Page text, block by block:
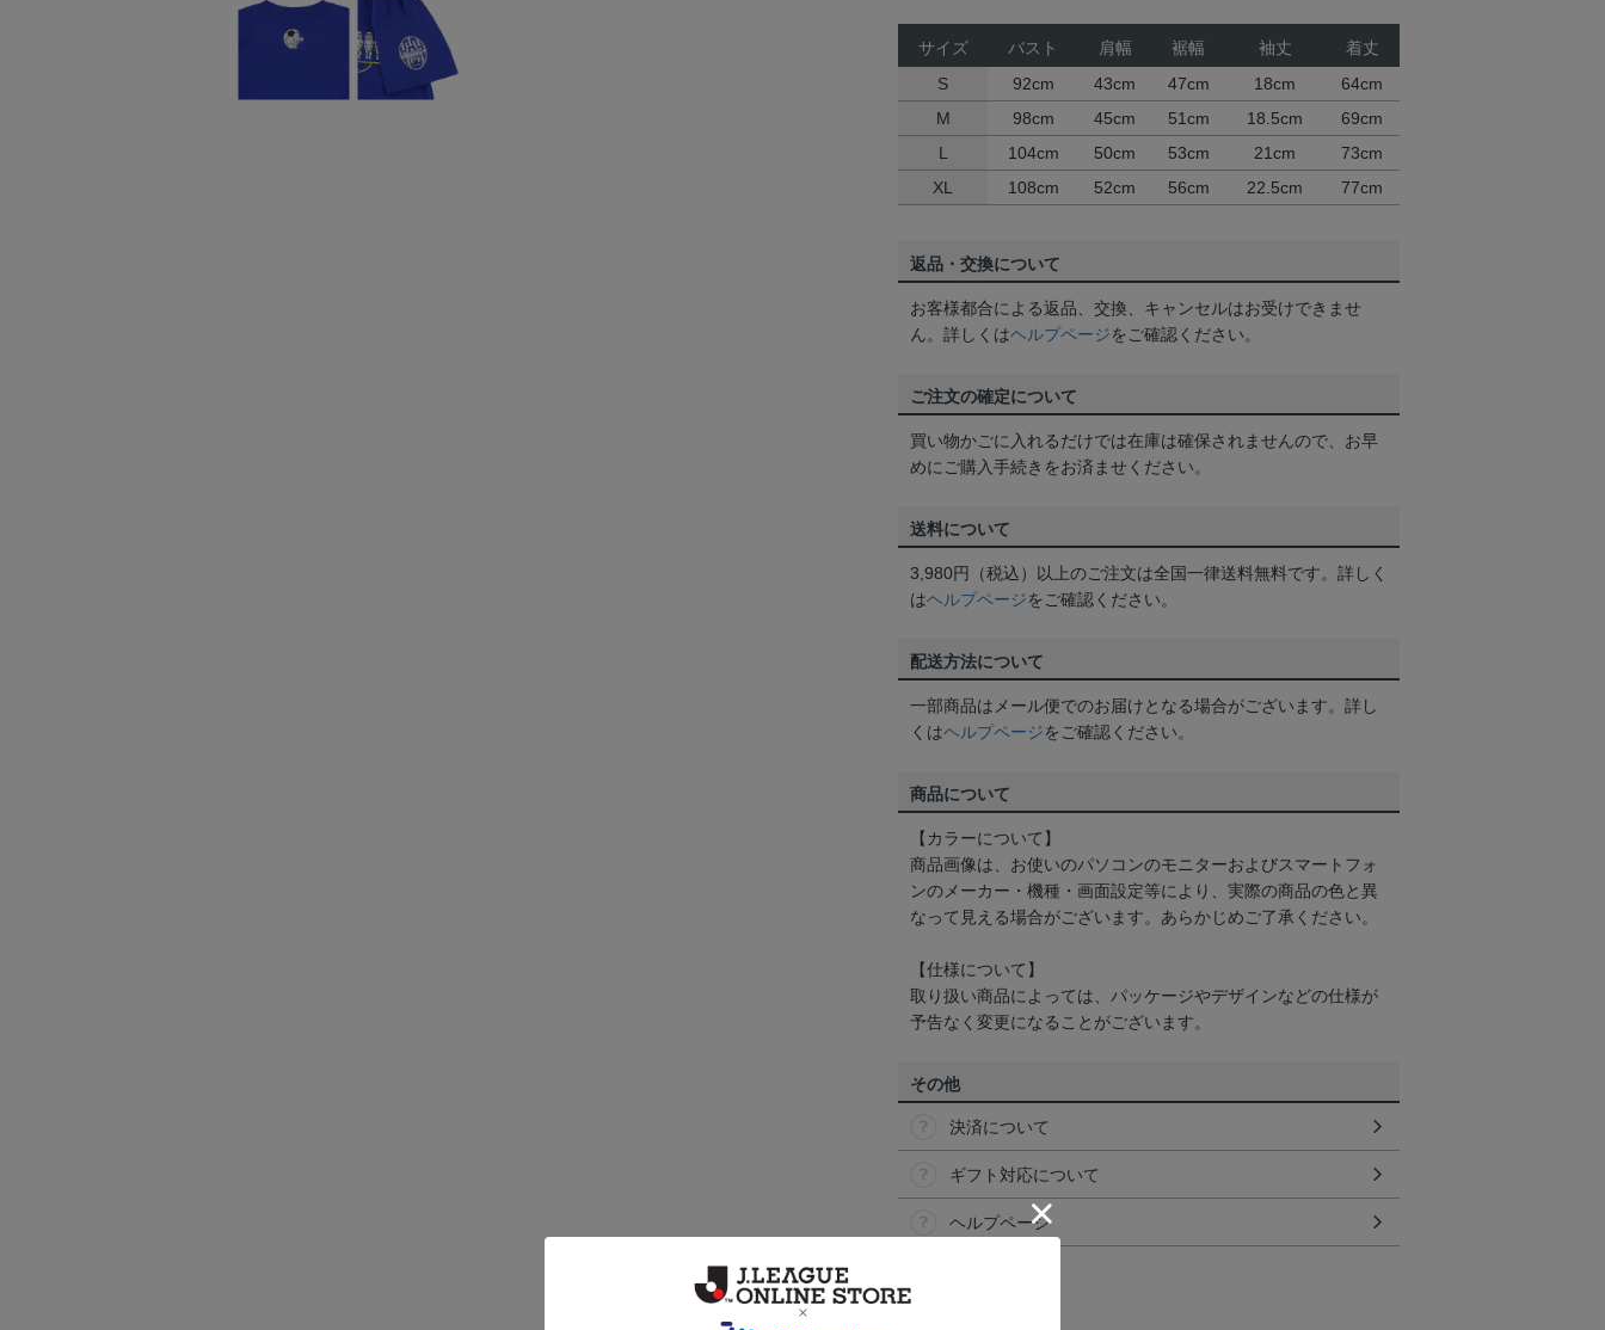
サイズ バスト 肩幅 裾幅 袖丈
着丈
S
92cm 43cm 47cm 18cm
64cm
M
98cm 45cm 51cm 18.5cm
69cm
L
104cm 50cm 53cm 21cm
73cm
XL
108cm 52cm 56cm 22.5cm 77cm
返品・交換について
お客様都合による返品、交換、キャンセルはお受けできませ
ん。詳しくはヘルプページをご確認ください。
ご注文の確定について
買い物かごに入れるだけでは在庫は確保されませんので、お早
めにご購入手続きをお済ませください。
送料について
3,980円（税込）以上のご注文は全国一律送料無料です。詳しく
はヘルプページをご確認ください。
配送方法について
一部商品はメール便でのお届けとなる場合がございます。詳し
くはヘルプページをご確認ください。
商品について
【カラーについて】
商品画像は、お使いのパソコンのモニターおよびスマートフォ
ンのメーカー・機種・画面設定等により、実際の商品の色と異
なって見える場合がございます。あらかじめご了承ください。
【仕様について】
取り扱い商品によっては、パッケージやデザインなどの仕様が
予告なく変更になることがございます。
その他
決済について
ギフト対応について
ヘルプページ